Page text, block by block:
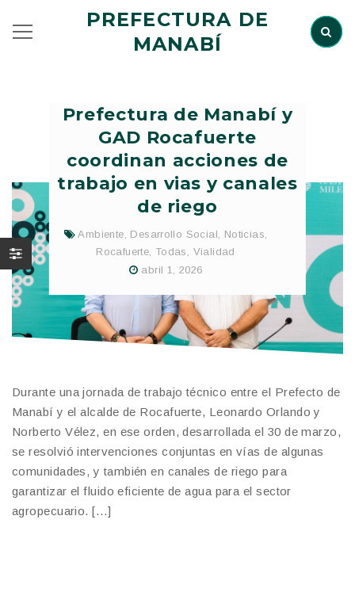
PREFECTURA DE
MANABÍ
Prefectura de Manabí y
GAD Rocafuerte
coordinan acciones de
trabajo en vias y canales
de riego
Ambiente, Desarrollo Social, Noticias,
Rocafuerte, Todas , Vialidad
abril 1, 2026
Durante una jornada de trabajo técnico entre el Prefecto de
Manabí y el alcalde de Rocafuerte, Leonardo Orlando y
Norberto Vélez, en ese orden, desarrollada el 30 de marzo,
se resolvió intervenciones conjuntas en vías de algunas
comunidades, y también en canales de riego para
garantizar el fluido eficiente de agua para el sector
agropecuario. […]